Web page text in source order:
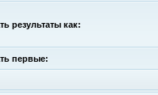
результаты как:
первые: